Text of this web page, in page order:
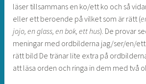
läser tillsammans en ko/ett ko och så
eller ett beroende på vilket som är rätt (
jojo, en glass, en bok, ett hus). De provar
meningar med ordbilderna jag/ser/en/
rätt bild De tränar lite extra på
att läsa orden och ringa in dem med två